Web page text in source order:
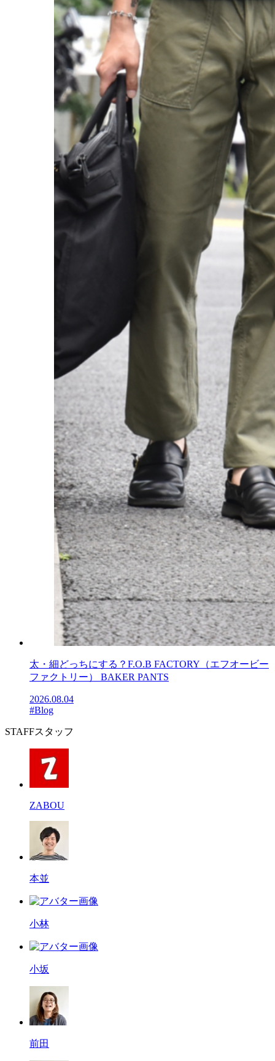
太・細どっちにする？F.O.B FACTORY（エフオービー
ファクトリー） BAKER PANTS
2026.08.04
#Blog
STAFFスタッフ
ZABOU
本並
小林
小坂
前田